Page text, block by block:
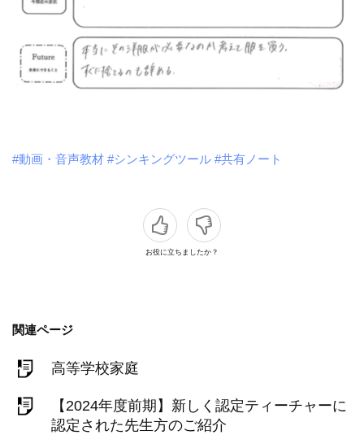
#動画・音声教材 #シンキングツール #共有ノート
お役に立ちましたか？
関連ページ
高等学校家庭
【2024年度前期】新しく認定ティーチャーに
認定された先生方のご紹介